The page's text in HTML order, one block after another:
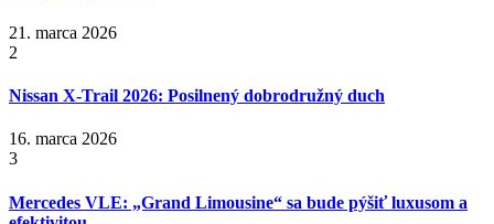
21. marca 2026
2
Nissan X‑Trail 2026: Posilnený dobrodružný duch
16. marca 2026
3
Mercedes VLE: „Grand Limousine“ sa bude pýšiť luxusom a